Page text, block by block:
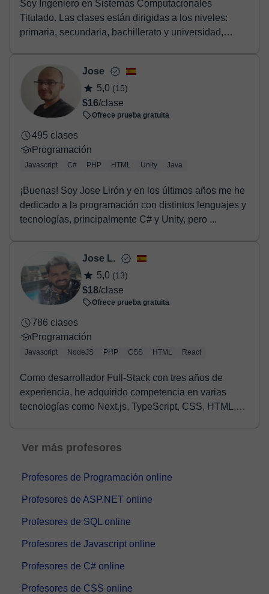
Soy Ingeniero en Sistemas Computacionales
Titulado. Las clases están dirigidas a los niveles:
primaria, secundaria, bachillerato y universidad,
Jose
5,0 (15)
$16/clase
Ofrece prueba gratuita
495 clases
Programación
Javascript C# PHP HTML Unity Java
¡Buenas! Soy Jose Lirón y en los últimos años me he
dedicado a la programación con distintos lenguajes y
tecnologías, principalmente C# y Unity, pero ...
Jose L.
5,0 (13)
$18/clase
Ofrece prueba gratuita
786 clases
Programación
Javascript NodeJS PHP CSS HTML React
Como desarrollador Full-Stack con tres años de
experiencia, he adquirido competencia en varias
tecnologías como Next.js, TypeScript, CSS, HTML,
Ver más profesores
Profesores de Programación online
Profesores de ASP.NET online
Profesores de SQL online
Profesores de Javascript online
Profesores de C# online
Profesores de CSS online